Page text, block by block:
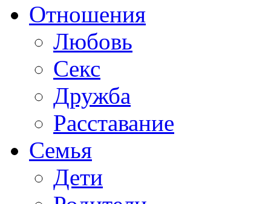
Отношения
Любовь
Секс
Дружба
Расставание
Семья
Дети